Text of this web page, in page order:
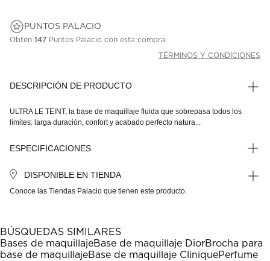
PUNTOS PALACIO
Obtén 147 Puntos Palacio con esta compra.
TÉRMINOS Y CONDICIONES
DESCRIPCIÓN DE PRODUCTO
ULTRA LE TEINT, la base de maquillaje fluida que sobrepasa todos los
límites: larga duración, confort y acabado perfecto natura...
ESPECIFICACIONES
DISPONIBLE EN TIENDA
Conoce las Tiendas Palacio que tienen este producto.
BÚSQUEDAS SIMILARES
Bases de maquillajeBase de maquillaje DiorBrocha para
base de maquillajeBase de maquillaje CliniquePerfume